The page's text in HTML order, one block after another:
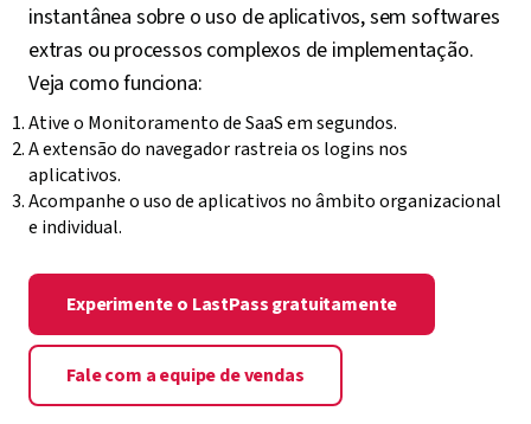
instantânea sobre o uso de aplicativos, sem softwares
extras ou processos complexos de implementação.
Veja como funciona:
Ative o Monitoramento de SaaS em segundos.
A extensão do navegador rastreia os logins nos
aplicativos.
Acompanhe o uso de aplicativos no âmbito organizacional
e individual.
Experimente o LastPass gratuitamente
Fale com a equipe de vendas